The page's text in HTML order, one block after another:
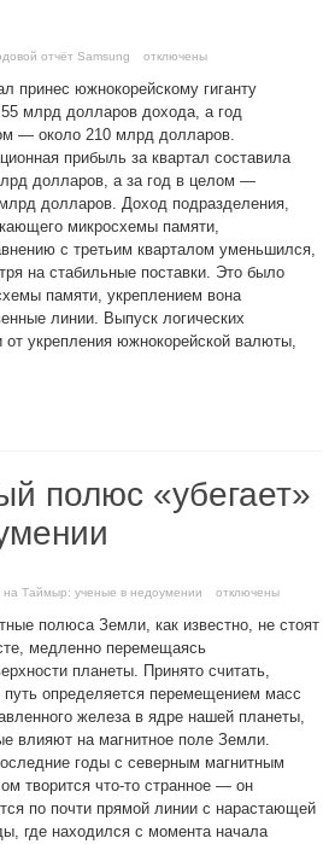
отчёт Samsung отключены
принес южнокорейскому гиганту
млрд долларов дохода, а год
— около 210 млрд долларов.
прибыль за квартал составила
долларов, а за год в целом —
долларов. Доход подразделения,
микросхемы памяти,
с третьим кварталом уменьшился,
на стабильные поставки. Это было
памяти, укреплением вона
линии. Выпуск логических
от укрепления южнокорейской валюты,
полюс «убегает»
на Таймыр: ученые в недоумении отключены
полюса Земли, как известно, не стоят
медленно перемещаясь
планеты. Принято считать,
путь определяется перемещением масс
железа в ядре нашей планеты,
влияют на магнитное поле Земли.
годы с северным магнитным
творится что-то странное — он
по почти прямой линии с нарастающей
где находился с момента начала